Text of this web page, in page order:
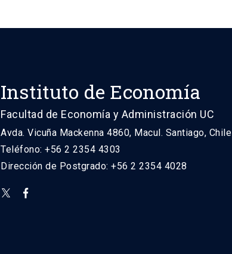
Instituto de Economía
Facultad de Economía y Administración UC
Avda. Vicuña Mackenna 4860, Macul. Santiago, Chile
Teléfono: +56 2 2354 4303
Dirección de Postgrado: +56 2 2354 4028